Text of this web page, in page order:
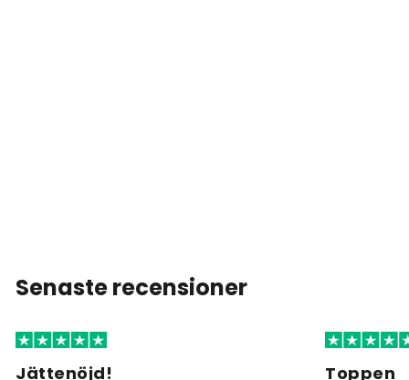
Senaste recensioner
Jättenöjd! Toppen